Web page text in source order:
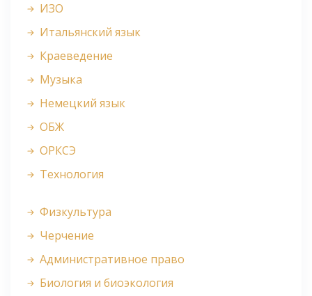
ИЗО
Итальянский язык
Краеведение
Музыка
Немецкий язык
ОБЖ
ОРКСЭ
Технология
Физкультура
Черчение
Административное право
Биология и биоэкология